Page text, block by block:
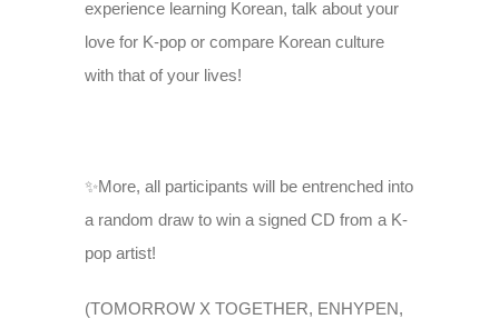
experience learning Korean, talk about your
love for K-pop or compare Korean culture
with that of your lives!
✨More, all participants will be entrenched into
a random draw to win a signed CD from a K-
pop artist!
(TOMORROW X TOGETHER, ENHYPEN,